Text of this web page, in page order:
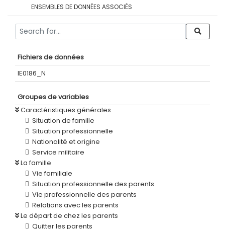
ENSEMBLES DE DONNÉES ASSOCIÉS
Fichiers de données
IE0186_N
Groupes de variables
Caractéristiques générales
Situation de famille
Situation professionnelle
Nationalité et origine
Service militaire
La famille
Vie familiale
Situation professionnelle des parents
Vie professionnelle des parents
Relations avec les parents
Le départ de chez les parents
Quitter les parents